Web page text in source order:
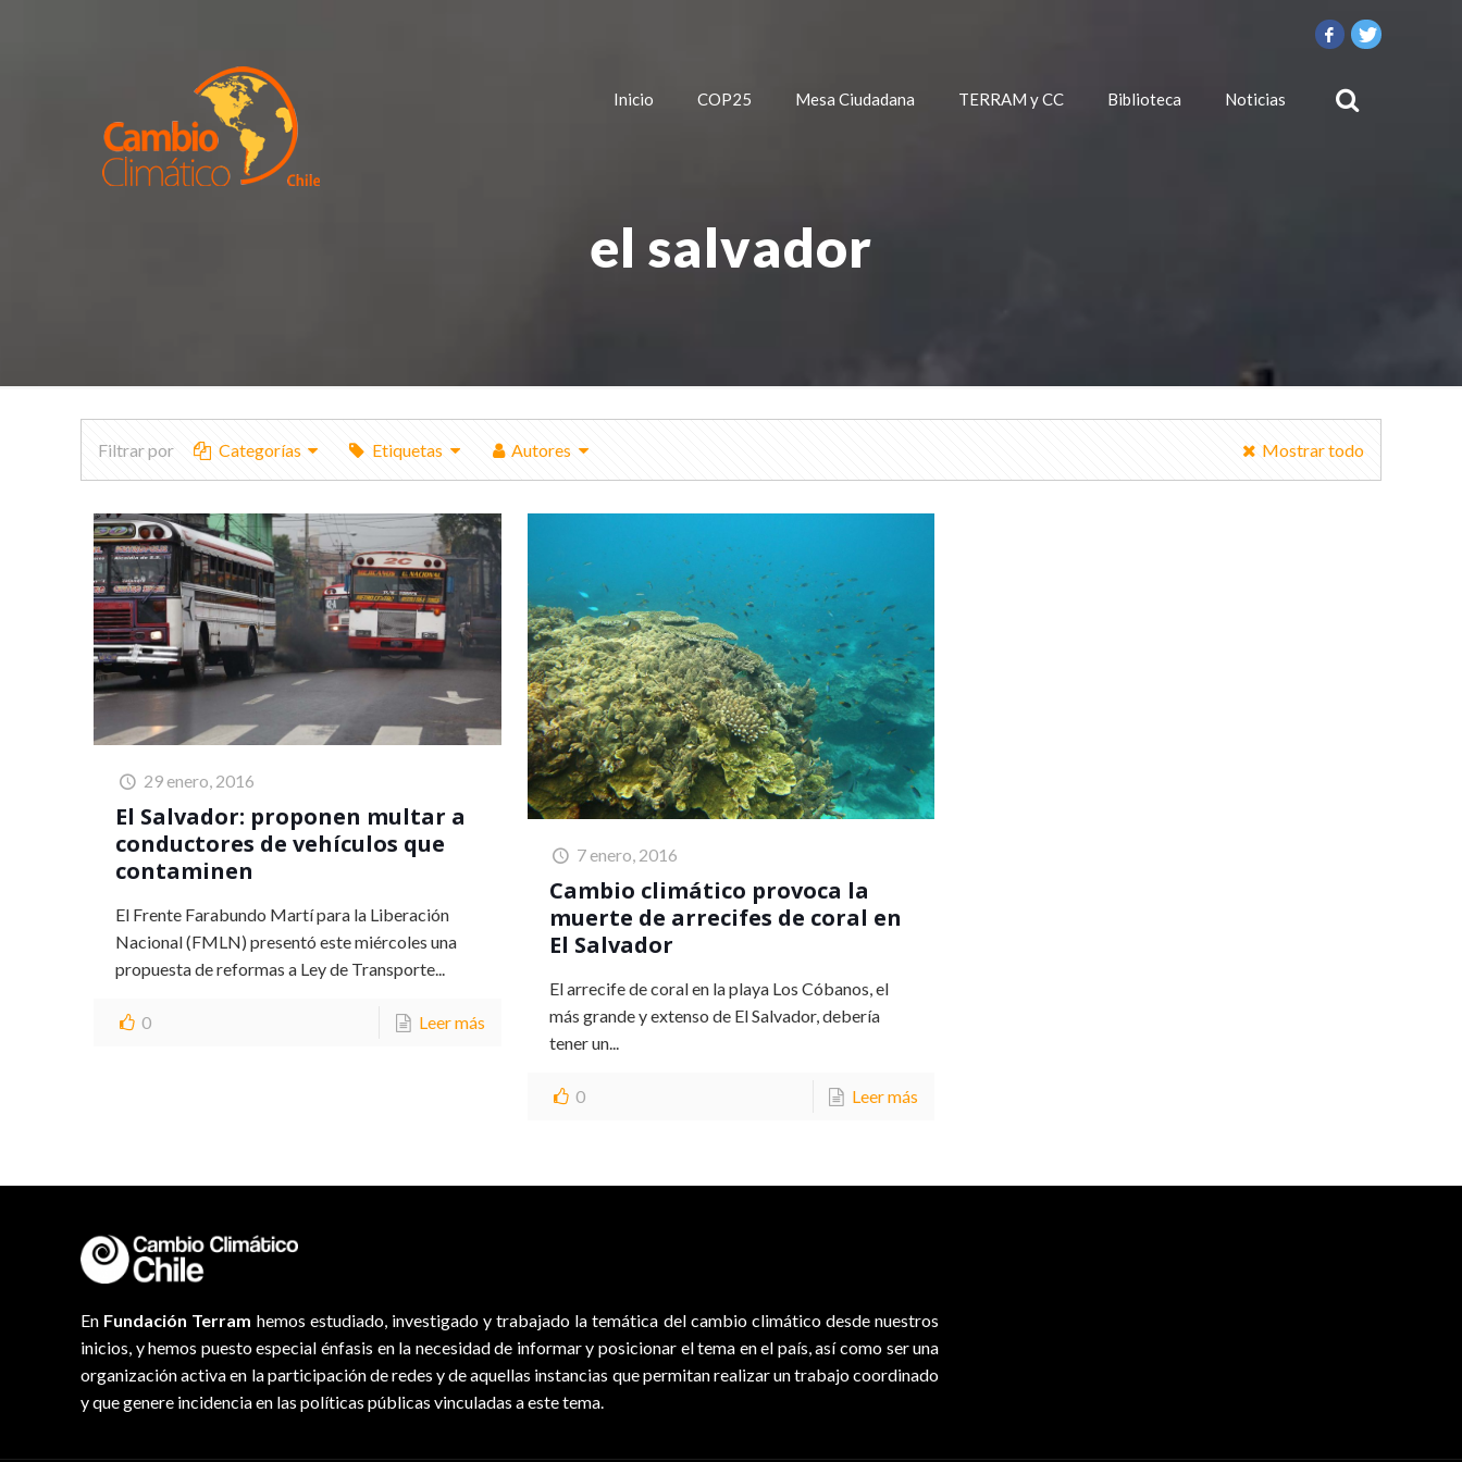
Inicio COP25 Mesa Ciudadana TERRAM y CC Biblioteca Noticias
el salvador
Filtrar por Categorías Etiquetas Autores Mostrar todo
29 enero, 2016
El Salvador: proponen multar a
conductores de vehículos que
contaminen
El Frente Farabundo Martí para la Liberación
Nacional (FMLN) presentó este miércoles una
propuesta de reformas a Ley de Transporte...
0 Leer más
7 enero, 2016
Cambio climático provoca la
muerte de arrecifes de coral en
El Salvador
El arrecife de coral en la playa Los Cóbanos, el
más grande y extenso de El Salvador, debería
tener un...
0 Leer más
En Fundación Terram hemos estudiado, investigado y trabajado la temática del cambio climático desde nuestros
inicios, y hemos puesto especial énfasis en la necesidad de informar y posicionar el tema en el país, así como ser una
organización activa en la participación de redes y de aquellas instancias que permitan realizar un trabajo coordinado
y que genere incidencia en las políticas públicas vinculadas a este tema.